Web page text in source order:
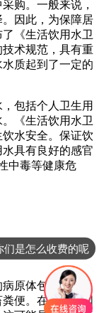
购。一般来说，
因此，为保障居
《生活饮用水卫
术规范，具有重
质起到了一定的
包括个人卫生用
《生活饮用水卫
水安全。保证饮
具有良好的感官
中毒等健康危
原体包括细菌、
便。在欠发达国
们是怎么收费的呢
现在有优惠活动吗